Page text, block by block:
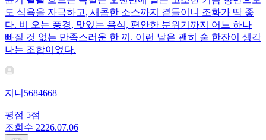
도 식욕을 자극하고, 새콤한 소스까지 곁들이니 조화가 딱 좋
다. 비 오는 풍경, 맛있는 음식, 편안한 분위기까지 어느 하나
빠질 것 없는 만족스러운 한 끼. 이런 날은 괜히 술 한잔이 생각
나는 조합이었다.
지니5684668
평점 5점
조회수 2226.07.06